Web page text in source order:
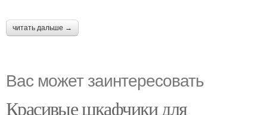
читать дальше →
Вас может заинтересовать
Красивые шкафчики для